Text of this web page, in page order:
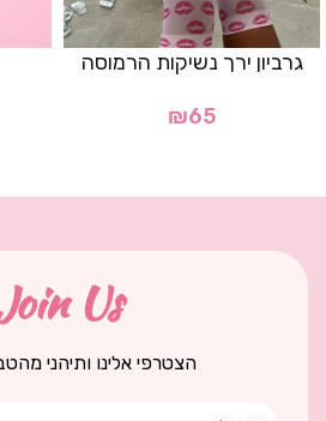
גרביון ירך נשיקות הרמוסה
₪65
Us
הצטרפי אלינו ותיהני